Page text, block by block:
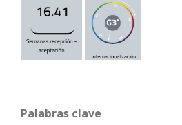
Palabras clave